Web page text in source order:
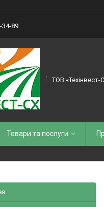
34-89
ТОВ «Техінвест-
Товари та послуги